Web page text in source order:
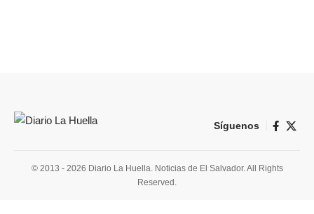
Síguenos
© 2013 - 2026 Diario La Huella. Noticias de El Salvador. All Rights
Reserved.